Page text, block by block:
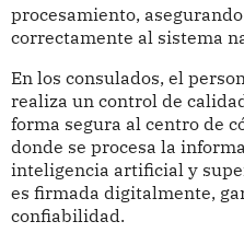
procesamiento,
correctamente al sistema
En los consulados, el
realiza un control de
forma segura al centro de
donde se procesa la
inteligencia artificial y
es firmada digitalmente,
confiabilidad.